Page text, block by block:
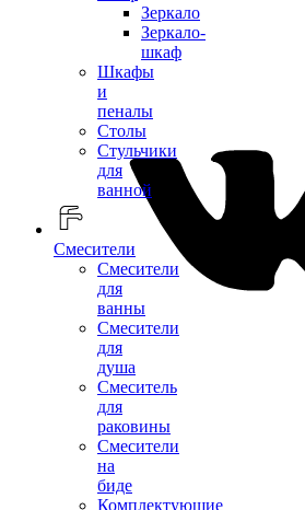
Зеркало
Зеркало-
шкаф
Шкафы
и
пеналы
Столы
Стульчики
для
ванной
Смесители
Смесители
для
ванны
Смесители
для
душа
Смеситель
для
раковины
Смесители
на
биде
Комплектующие